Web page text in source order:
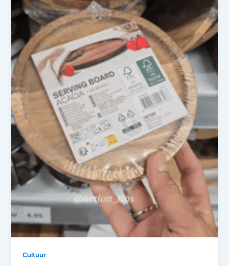
Cultuur